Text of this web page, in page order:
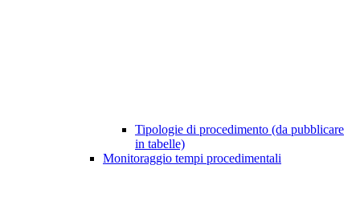
Tipologie di procedimento (da pubblicare
in tabelle)
Monitoraggio tempi procedimentali